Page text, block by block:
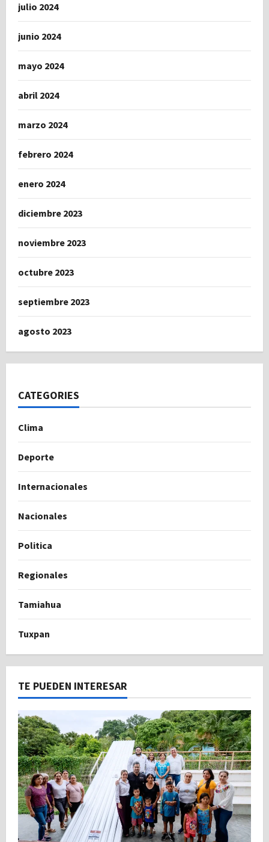
julio 2024
junio 2024
mayo 2024
abril 2024
marzo 2024
febrero 2024
enero 2024
diciembre 2023
noviembre 2023
octubre 2023
septiembre 2023
agosto 2023
CATEGORIES
Clima
Deporte
Internacionales
Nacionales
Politica
Regionales
Tamiahua
Tuxpan
TE PUEDEN INTERESAR